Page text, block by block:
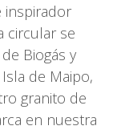
inspirador
circular se
Biogás y
de Maipo,
granito de
en nuestra